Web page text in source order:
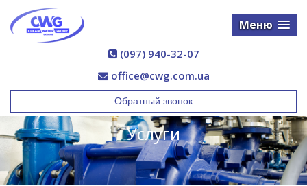
Меню
(097) 940-32-07
office@cwg.com.ua
Обратный звонок
Услуги